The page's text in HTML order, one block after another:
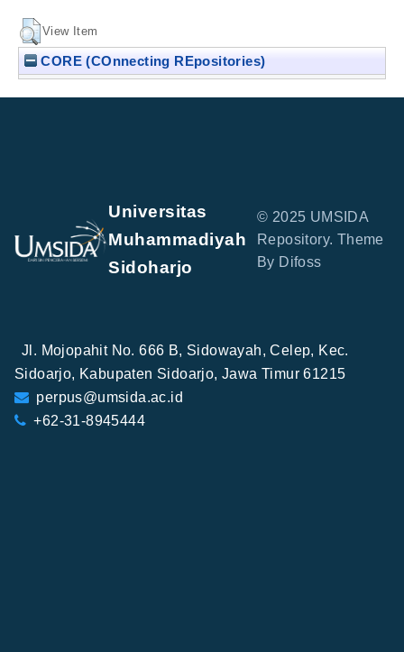
View Item
CORE (COnnecting REpositories)
Universitas
Muhammadiyah
Sidoharjo
© 2025 UMSIDA
Repository. Theme
By Difoss
Jl. Mojopahit No. 666 B, Sidowayah, Celep, Kec.
Sidoarjo, Kabupaten Sidoarjo, Jawa Timur 61215
perpus@umsida.ac.id
+62-31-8945444